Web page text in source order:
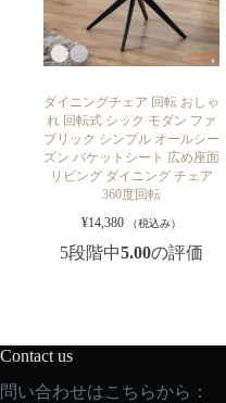
ダイニングチェア 回転 おしゃ
れ 回転式 シック モダン ファ
ブリック シンプル オールシー
ズン バケットシート 広め座面
リビング ダイニング チェア
360度回転
¥14,380 （税込み）
5段階中5.00の評価
Contact us
問い合わせはこちらから：